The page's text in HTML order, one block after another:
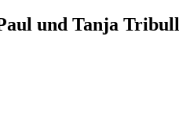
und Tanja Tribull